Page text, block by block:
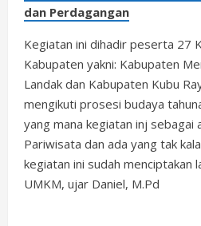
dan Perdagangan
Kegiatan ini dihadir peserta 27
Kabupaten yakni: Kabupaten
Landak dan Kabupaten Kubu
mengikuti prosesi budaya
yang mana kegiatan inj sebagai
Pariwisata dan ada yang tak
kegiatan ini sudah menciptakan
UMKM, ujar Daniel, M.Pd